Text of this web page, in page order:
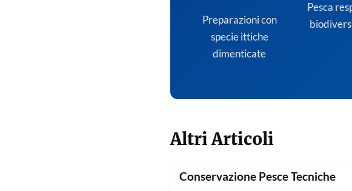
Preparazioni con
specie ittiche
dimenticate
Pesca
Altri Articoli
Conservazione Pesce Tecniche